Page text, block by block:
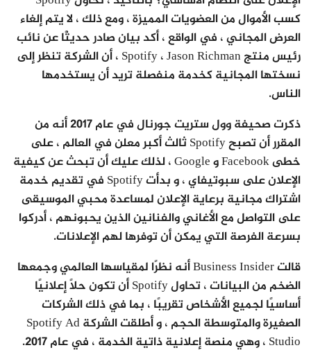
كسب الأموال من العضويات المميزة ، ومع ذلك ، لا يتم إلغاء
العرض المجاني ، في الواقع ، أكد بيان صادر حديثًا عن نائب
رئيس منتج Spotify ، Jason Richman ، أن الشركة تنظر إلى
نسختها المجانية كخدمة منفصلة تريد أن يستخدمها
الناس.
ذكرت صحيفة وول ستريت جورنال في عام 2017 أنه من
المقرر أن تصبح Spotify ثالث أكبر معلن في العالم ، على
خطى Facebook و Google ، لذلك عليك أن تبحث عن كيفية
الإعلان على سبوتيفاي ، و بدأت Spotify في تقديم خدمة
اشتراك مجانية برعاية الإعلان لمساعدة محبي الموسيقى
على التواصل مع الأغاني والفنانين الذين يحبونهم ، أدركوا
بسرعة الفرصة التي يمكن أن توفرها لهم الإعلانات.
قالت Business Insider أنه نظرًا لمقياسها العالمي وجمعها
الضخم من البيانات ، تحاول Spotify أن تكون حلاً إعلانيًا
أساسيًا لجميع الأشخاص تقريبًا ، بما في ذلك الشركات
الصغيرة والمتوسطة الحجم ، و أطلقت الشركة Spotify Ad
Studio ، وهي منصة إعلانية ذاتية الخدمة ، في عام 2017.